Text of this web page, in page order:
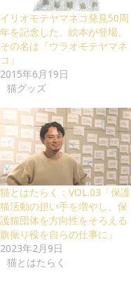
イリオモテヤマネコ発見50周
年を記念した、絵本が登場。
その名は『ウラオモテヤマネ
コ』
2015年6月19日
猫グッズ
猫とはたらく：VOL.03「保護
猫活動の担い手を増やし、保
護猫団体を方向性をそろえる
旗振り役を自らの仕事に」
2023年2月9日
猫とはたらく